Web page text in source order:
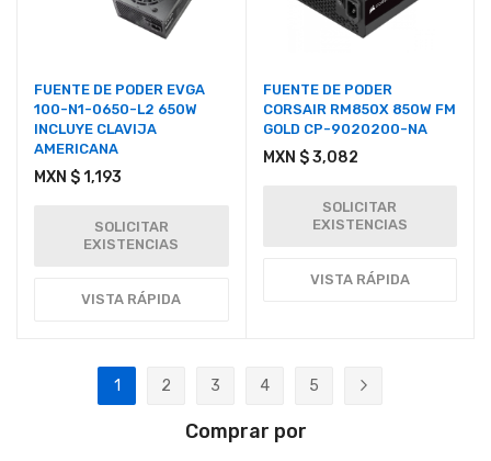
FUENTE DE PODER EVGA
100-N1-0650-L2 650W
INCLUYE CLAVIJA
AMERICANA
MXN $ 1,193
SOLICITAR
EXISTENCIAS
VISTA RÁPIDA
FUENTE DE PODER
CORSAIR RM850X 850W FM
GOLD CP-9020200-NA
MXN $ 3,082
SOLICITAR
EXISTENCIAS
VISTA RÁPIDA
Página
Actualmente estás leyendo página
1
2
3
4
5
Comprar por